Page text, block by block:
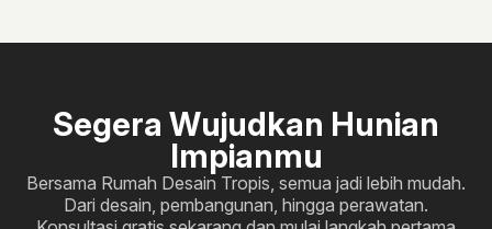
Segera Wujudkan Hunian
Impianmu
Bersama Rumah Desain Tropis, semua jadi lebih mudah.
Dari desain, pembangunan, hingga perawatan.